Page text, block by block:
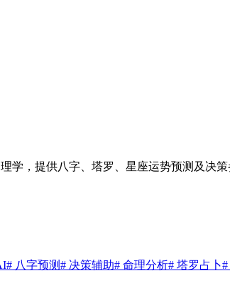
学，提供八字、塔罗、星座运势预测及决
# 八字预测# 决策辅助# 命理分析# 塔罗占卜